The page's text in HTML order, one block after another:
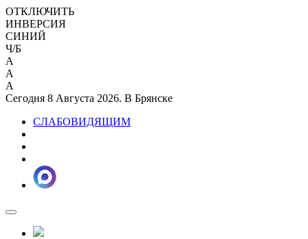
ОТКЛЮЧИТЬ
ИНВЕРСИЯ
СИНИЙ
Ч/Б
A
A
A
Сегодня 8 Августа 2026. В Брянске
СЛАБОВИДЯЩИМ